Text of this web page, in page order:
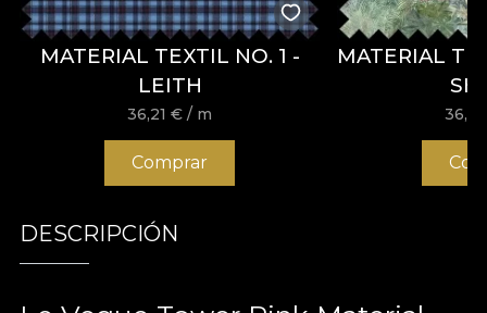
MATERIAL TEXTIL NO. 1 -
LEITH
36,21€ / m
Comprar
MATERIAL
DESCRIPCIÓN